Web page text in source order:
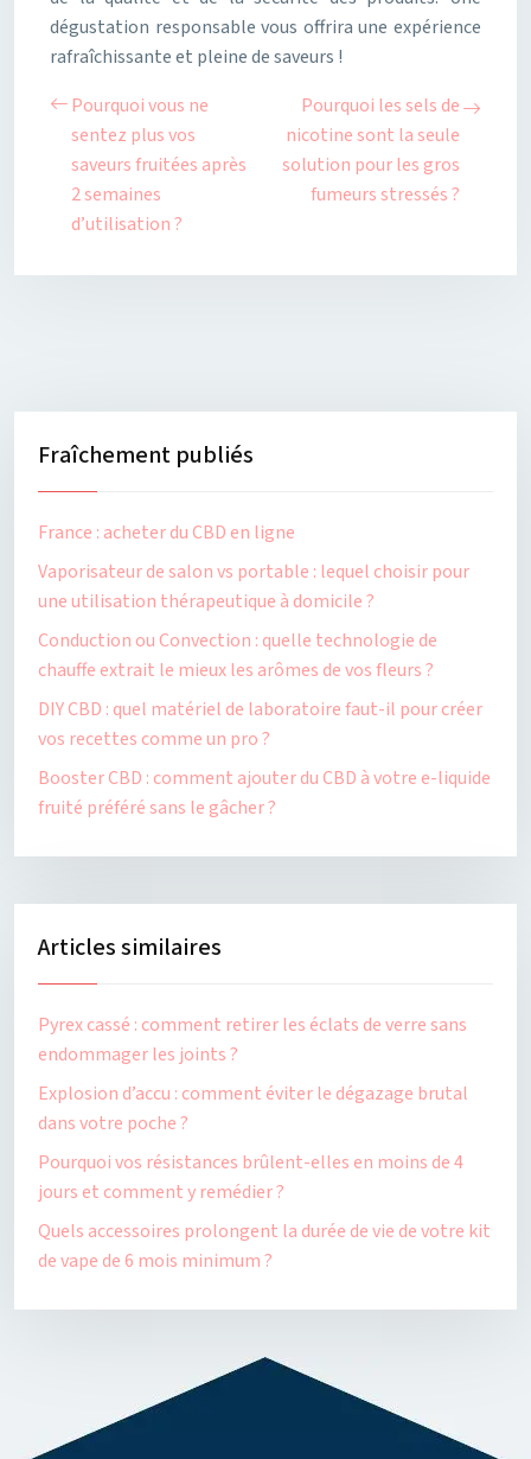
dégustation responsable vous offrira une expérience
rafraîchissante et pleine de saveurs !
Pourquoi vous ne
sentez plus vos
saveurs fruitées après
2 semaines
d’utilisation ?
Pourquoi les sels de
nicotine sont la seule
solution pour les gros
fumeurs stressés ?
Fraîchement publiés
France : acheter du CBD en ligne
Vaporisateur de salon vs portable : lequel choisir pour
une utilisation thérapeutique à domicile ?
Conduction ou Convection : quelle technologie de
chauffe extrait le mieux les arômes de vos fleurs ?
DIY CBD : quel matériel de laboratoire faut-il pour créer
vos recettes comme un pro ?
Booster CBD : comment ajouter du CBD à votre e-liquide
fruité préféré sans le gâcher ?
Articles similaires
Pyrex cassé : comment retirer les éclats de verre sans
endommager les joints ?
Explosion d’accu : comment éviter le dégazage brutal
dans votre poche ?
Pourquoi vos résistances brûlent-elles en moins de 4
jours et comment y remédier ?
Quels accessoires prolongent la durée de vie de votre kit
de vape de 6 mois minimum ?